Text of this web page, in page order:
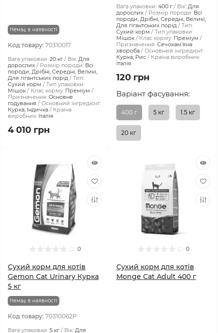
Немає в наявності
Код товару: 70310017
Вага упаковки: 20 кг Вік: Для
дорослих
Розмір породи: Всі
породи, Дрібні, Середні, Великі,
Для гігантських порід
Тип:
Сухий корм
Тип упаковки:
Мішок
Клас корму: Преміум
Призначення: Основне
годування
Основний інгредієнт:
Курка, Індичка
Країна
виробник: Італія
4 010 грн
Вага упаковки: 400 г Вік: Для
дорослих
Розмір породи: Всі
породи, Дрібні, Середні, Великі,
Для гігантських порід
Тип:
Сухий корм
Тип упаковки:
Мішок
Клас корму: Преміум
Призначення: Сечокам'яна
хвороба
Основний інгредієнт:
Курка, Рис
Країна виробник:
Італія
120 грн
Варіант фасування:
400 г 5 кг 1.5 кг
20 кг
0
Сухий корм для котів
Gemon Cat Urinary Курка
5 кг
Немає в наявності
Код товару: 70310062P
Вага упаковки: 5 кг Вік: Для
0
Сухий корм для котів
Monge Cat Adult 400 г